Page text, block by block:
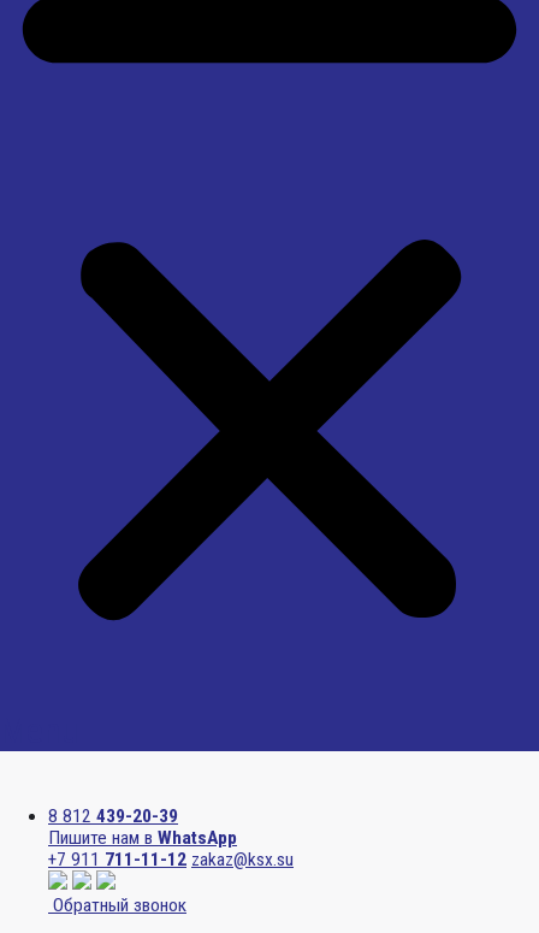
8 812 439-20-39
Пишите нам в WhatsApp
+7 911 711-11-12 zakaz@ksx.su
Обратный звонок